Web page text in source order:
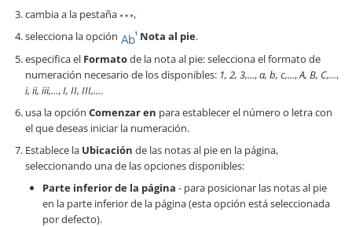
cambia a la pestaña
,
selecciona la opción
Nota al pie.
especifica el Formatode la nota al pie: selecciona el formato de
numeración necesario de los disponibles: 1, 2, 3,...,a, b, c,...,A, B, C,...,
i, ii, iii,...,I, II, III,....
usa la opción Comenzar en para establecer el número o letra con
el que deseas iniciar la numeración.
Establece la Ubicación de las notas al pie en la página,
seleccionando una de las opciones disponibles:
Parte inferior de la página - para posicionar las notas al pie
en la parte inferior de la página (esta opción está seleccionada
por defecto).